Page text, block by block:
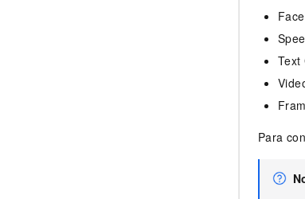
Text
Para